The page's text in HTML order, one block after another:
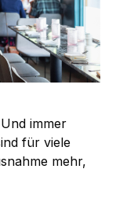
immer
für viele
mehr,